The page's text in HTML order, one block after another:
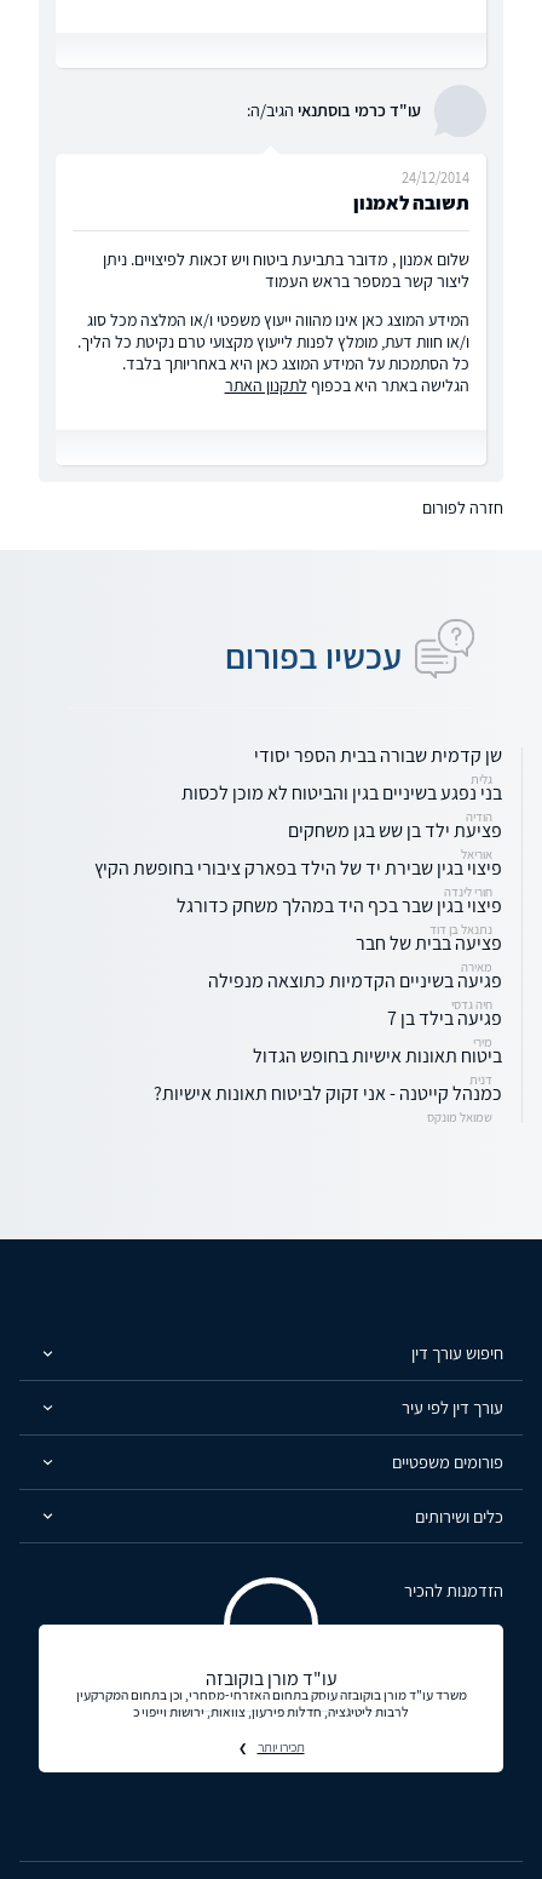
עו"ד כרמי בוסתנאי הגיב/ה:
תשובה לאמנון
24/12/2014
שלום אמנון , מדובר בתביעת ביטוח ויש זכאות לפיצויים. ניתן
ליצור קשר במספר בראש העמוד
המידע המוצג כאן אינו מהווה ייעוץ משפטי ו/או המלצה מכל סוג
ו/או חוות דעת, מומלץ לפנות לייעוץ מקצועי טרם נקיטת כל הליך.
כל הסתמכות על המידע המוצג כאן היא באחריותך בלבד.
הגלישה באתר היא בכפוף לתקנון האתר
חזרה לפורום
עכשיו בפורום
שן קדמית שבורה בבית הספר יסודי
גלית
בני נפגע בשיניים בגין והביטוח לא מוכן לכסות
הודיה
פציעת ילד בן שש בגן משחקים
אוריאל
פיצוי בגין שבירת יד של הילד בפארק ציבורי בחופשת הקיץ
חורי לינדה
פיצוי בגין שבר בכף היד במהלך משחק כדורגל
נתנאל בן דוד
פציעה בבית של חבר
מאירה
פגיעה בשיניים הקדמיות כתוצאה מנפילה
חיה גדסי
פגיעה בילד בן 7
מירי
ביטוח תאונות אישיות בחופש הגדול
דנית
כמנהל קייטנה - אני זקוק לביטוח תאונות אישיות?
שמואל מונקס
חיפוש עורך דין
עורך דין לפי עיר
פורומים משפטיים
כלים ושירותים
הזדמנות להכיר
עו"ד מורן בוקובזה
משרד עו"ד מורן בוקובזה עוסק בתחום האזרחי-מסחרי, וכן בתחום המקרקעין
לרבות ליטיגציה, חדלות פירעון, צוואות, ירושות וייפוי כ
תכירו יותר